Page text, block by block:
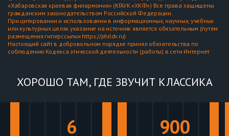
«Хабаровская краевая филармония» (КГАУК «ХКФ») Все права защищены
гражданским законодательством Российской Федерации.
При цитировании и использовании в информационных, научных, учебных
или культурных целях указание на источник является обязательным (путем
размещения гиперссылки https://phildv.ru)
Настоящий сайт в добровольном порядке принял обязательства по
соблюдению Кодекса этической деятельности (работы) в сети Интернет
ХОРОШО ТАМ, ГДЕ ЗВУЧИТ КЛАССИКА
6 900